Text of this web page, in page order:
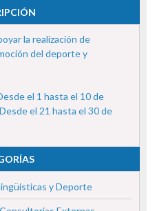
la realización de
del deporte y
el 1 hasta el 10 de
el 21 hasta el 30 de
y Deporte